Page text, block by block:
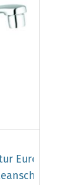
Eurosmart